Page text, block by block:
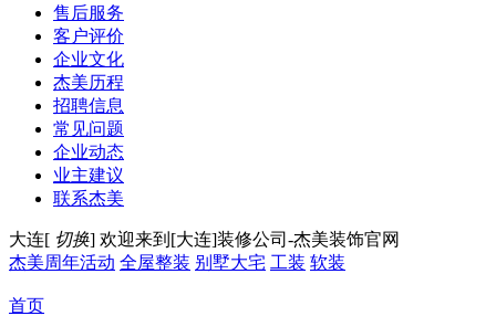
售后服务
客户评价
企业文化
杰美历程
招聘信息
常见问题
企业动态
业主建议
联系杰美
大连[ 切换] 欢迎来到[大连]装修公司-杰美装饰官网
杰美周年活动 全屋整装 别墅大宅 工装 软装
首页